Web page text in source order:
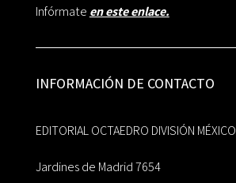
Infórmate en este enlace.
INFORMACIÓN DE CONTACTO
EDITORIAL OCTAEDRO DIVISIÓN MÉXICO
Jardines de Madrid 7654